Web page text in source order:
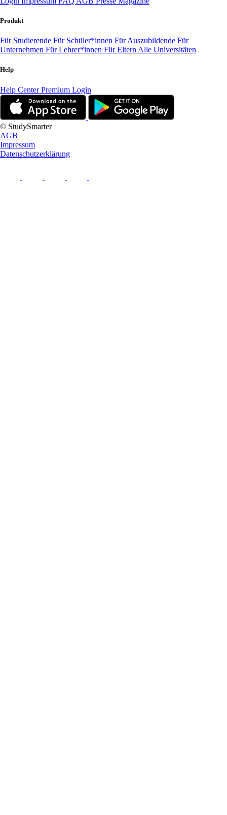
Produkt
Für Studierende Für Schüler*innen Für Auszubildende Für
Unternehmen Für Lehrer*innen Für Eltern Alle Universitäten
Help
Help CenterPremium Login
© StudySmarter
AGB
Impressum
Datenschutzerklärung